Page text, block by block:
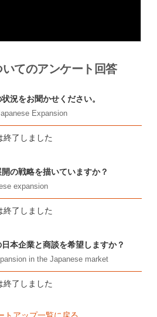
いてのアンケート回答
況をお聞かせください。
Expansion
終了しました
の戦略を描いていますか？
expansion
終了しました
本企業と商談を希望しますか？
in the Japanese market
終了しました
トアップ一覧に戻る